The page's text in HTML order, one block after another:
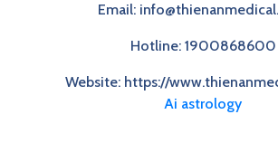
Email:
Hotline: 1900868600
Website: https://
Ai astrology